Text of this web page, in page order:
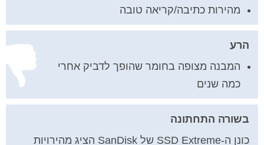
מהירות כתיבה/קריאה טובה
הרע
המבנה מצופה בחומר שהופך לדביק אחרי
כמה שנים
בשורה התחתונה
כונן ה-SSD Extreme של SanDisk הציג מהירויות